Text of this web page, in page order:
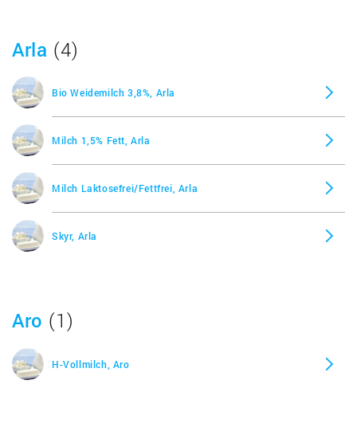
Arla (4)
Bio Weidemilch 3,8%, Arla
Milch 1,5% Fett, Arla
Milch Laktosefrei/Fettfrei, Arla
Skyr, Arla
Aro (1)
H-Vollmilch, Aro